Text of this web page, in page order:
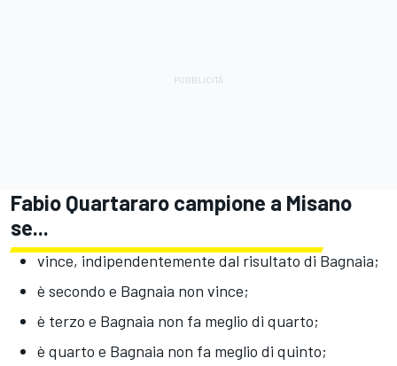
Fabio Quartararo campione a Misano
se...
vince, indipendentemente dal risultato di Bagnaia;
è secondo e Bagnaia non vince;
è terzo e Bagnaia non fa meglio di quarto;
è quarto e Bagnaia non fa meglio di quinto;